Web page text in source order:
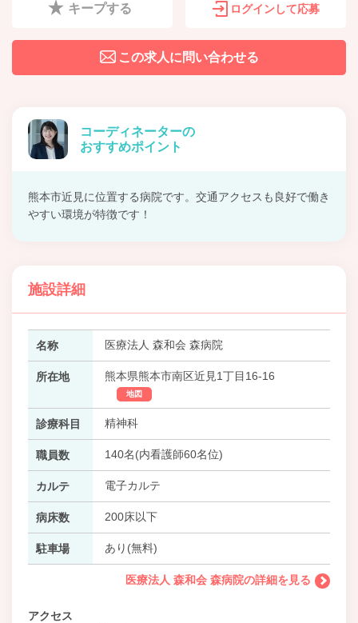
キープする ログインして応募
この求人に問い合わせる
コーディネーターの
おすすめポイント
熊本市近見に位置する病院です。交通アクセスも良好で働き
やすい環境が特徴です！
施設詳細
名称 医療法人 森和会 森病院
所在地 熊本県熊本市南区近見1丁目16-16
地図
診療科目 精神科
職員数 140名(内看護師60名位)
カルテ 電子カルテ
病床数 200床以下
駐車場 あり(無料)
医療法人 森和会 森病院の詳細を見る
アクセス